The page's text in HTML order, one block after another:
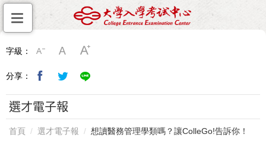
字級：
分享：
選才電子報
首頁 選才電子報 想讀醫務管理學類嗎？讓ColleGo!告訴你！